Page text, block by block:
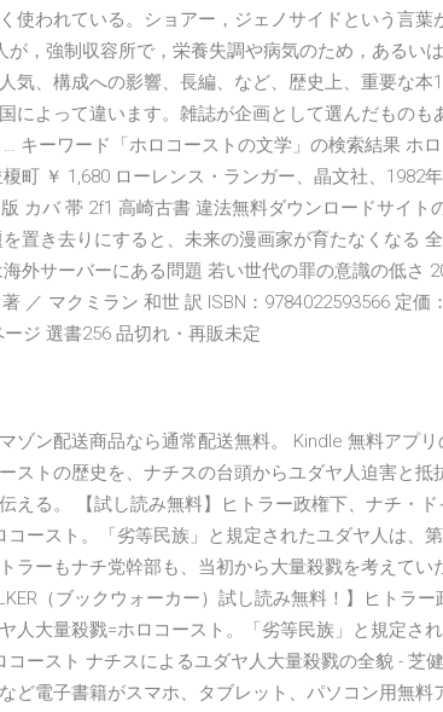
使われている。ショアー，ジェノサイドという言葉
が，強制収容所で，栄養失調や病気のため，あるい
気、構成への影響、長編、など、歴史上、重要な本
によって違います。雑誌が企画として選んだものも
キーワード「ホロコーストの文学」の検索結果 ホ
町 ￥ 1,680 ローレンス・ランガー、晶文社、1982
カバ 帯 2f1 高崎古書 違法無料ダウンロードサイト
置き去りにすると、未来の漫画家が育たなくなる
外サーバーにある問題 若い世代の罪の意識の低さ
／ マクミラン 和世 訳 ISBN：9784022593566 定価
ジ 選書256 品切れ・再販未定
ゾン配送商品なら通常配送無料。 Kindle 無料アプリ
ストの歴史を、ナチスの台頭からユダヤ人迫害と抵
える。 【試し読み無料】ヒトラー政権下、ナチ・
コースト。「劣等民族」と規定されたユダヤ人は、
ラーもナチ党幹部も、当初から大量殺戮を考えてい
（ブックウォーカー）試し読み無料！】ヒトラ
人大量殺戮=ホロコースト。「劣等民族」と規定さ
ースト ナチスによるユダヤ人大量殺戮の全貌 - 芝
ど電子書籍がスマホ、タブレット、パソコン用無料